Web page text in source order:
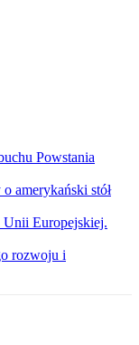
Powstania
amerykański stół
Unii Europejskiej.
rozwoju i